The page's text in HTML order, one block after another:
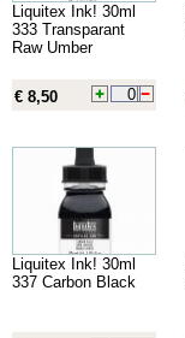
Liquitex Ink! 30ml
333 Transparant
Raw Umber
€ 8,50
Liquitex Ink! 30ml
337 Carbon Black